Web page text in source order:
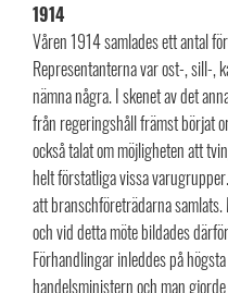
1914
Våren 1914 samlades ett antal
Representanterna var ost-, sill-,
nämna några. I skenet av det
från regeringshåll främst börjat
också talat om möjligheten att
helt förstatliga vissa
att branschföreträdarna
och vid detta möte bildades
Förhandlingar inleddes på
handelsministern och man